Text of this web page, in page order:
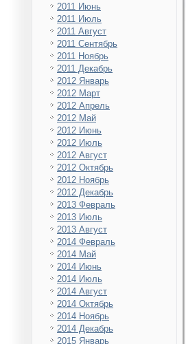
2011 Июнь
2011 Июль
2011 Август
2011 Сентябрь
2011 Ноябрь
2011 Декабрь
2012 Январь
2012 Март
2012 Апрель
2012 Май
2012 Июнь
2012 Июль
2012 Август
2012 Октябрь
2012 Ноябрь
2012 Декабрь
2013 Февраль
2013 Июль
2013 Август
2014 Февраль
2014 Май
2014 Июнь
2014 Июль
2014 Август
2014 Октябрь
2014 Ноябрь
2014 Декабрь
2015 Январь